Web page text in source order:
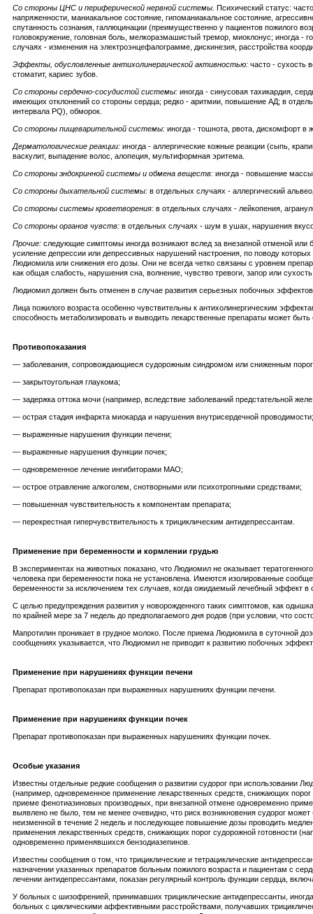
Со стороны ЦНС и периферической нервной системы. Психический статус:
напряженности, маниакальное состояние, гипоманиакальное состояние,
спутанность сознания, галлюцинации (преимущественно у пациентов пожилого
головокружение, головная боль, мелкоразмашистый тремор, миоклонус; иногда -
случаях - изменения на электроэнцефалограмме, дискинезия, расстройства
Эффекты, обусловленные антихолинергической активностью: часто - сухость
стоматит, кариес зубов.
Со стороны сердечно-сосудистой системы: иногда - синусовая тахикардия,
имеющих отклонений со стороны сердца; редко - аритмии, повышение АД; в
интервала PQ), обморок.
Со стороны пищеварительной системы: иногда - тошнота, рвота, дискомфорт в
Дерматологические реакции: иногда - аллергические кожные реакции (сыпь,
васкулит, выпадение волос, алопеция, мультиформная эритема.
Со стороны эндокринной системы и обмена веществ: иногда - повышение массы
Со стороны дыхательной системы: в отдельных случаях - аллергический
Со стороны системы кроветворения: в отдельных случаях - лейкопения,
Со стороны органов чувств: в отдельных случаях - шум в ушах, нарушения
Прочие: следующие симптомы иногда возникают вслед за внезапной отменой или
усиление депрессии или депрессивных нарушений настроения, по поводу
Людиомила или снижения его дозы. Они не всегда четко связаны с уровнем
как общая слабость, нарушения сна, волнение, чувство тревоги, запор или сухость
Людиомил должен быть отменен в случае развития серьезных побочных
Лица пожилого возраста особенно чувствительны к антихолинергическим
способность метаболизировать и выводить лекарственные препараты может
Противопоказания
— заболевания, сопровождающиеся судорожным синдромом или сниженным
— закрытоугольная глаукома;
— задержка оттока мочи (например, вследствие заболеваний предстательной
— острая стадия инфаркта миокарда и нарушения внутрисердечной проводимости;
— выраженные нарушения функции печени;
— выраженные нарушения функции почек;
— одновременное лечение ингибиторами МАО;
— острое отравление алкоголем, снотворными или психотропными средствами;
— повышенная чувствительность к компонентам препарата;
— перекрестная гиперчувствительность к трициклическим антидепрессантам.
Применение при беременности и кормлении грудью
В экспериментах на животных показано, что Людиомил не оказывает
человека при беременности пока не установлена. Имеются изолированные
беременности за исключением тех случаев, когда ожидаемый лечебный эффект в
С целью предупреждения развития у новорожденного таких симптомов, как
по крайней мере за 7 недель до предполагаемого дня родов (при условии, что
Мапротилин проникает в грудное молоко. После приема Людиомила в суточной
сообщениях указывается, что Людиомил не приводит к развитию побочных
Применение при нарушениях функции печени
Препарат противопоказан при выраженных нарушениях функции печени.
Применение при нарушениях функции почек
Препарат противопоказан при выраженных нарушениях функции почек.
Особые указания
Известны отдельные редкие сообщения о развитии судорог при использовании
(например, одновременное применение лекарственных средств, снижающих
приеме фенотиазиновых производных, при внезапной отмене одновременно
выявлено не было, тем не менее очевидно, что риск возникновения судорог
неизменной в течение 2 недель и последующее повышение дозы проводить
применения лекарственных средств, снижающих порог судорожной готовности
одновременно применявшихся бензодиазепинов.
Известны сообщения о том, что трициклические и тетрациклические
назначении указанных препаратов больным пожилого возраста и пациентам с
лечении антидепрессантами, показан регулярный контроль функции сердца,
У больных с шизофренией, принимавших трициклические антидепрессанты,
больных с циклическими аффективными расстройствами, получавших